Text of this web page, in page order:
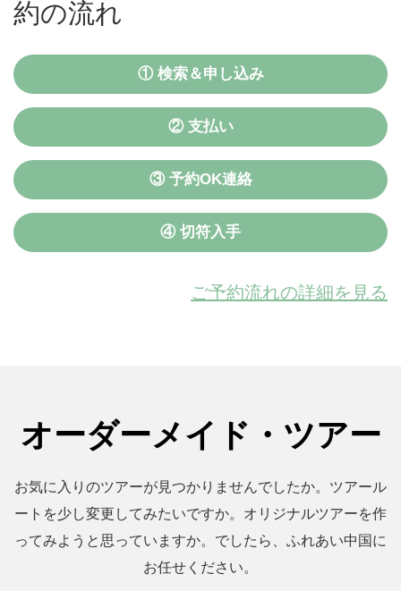
約の流れ
① 検索＆申し込み
② 支払い
③ 予約OK連絡
④ 切符入手
ご予約流れの詳細を見る
オーダーメイド・ツアー
お気に入りのツアーが見つかりませんでしたか。ツアール
ートを少し変更してみたいですか。オリジナルツアーを作
ってみようと思っていますか。でしたら、ふれあい中国に
お任せください。